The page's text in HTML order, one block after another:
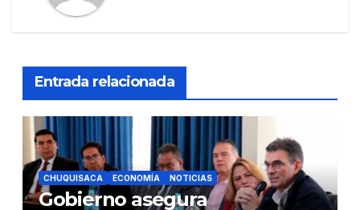
Entrada relacionada
CHUQUISACA ECONOMÍA NOTICIAS
Gobierno asegura